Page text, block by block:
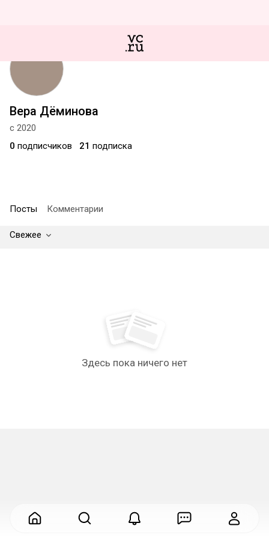
Вера Дёминова
с 2020
0 подписчиков 21 подписка
Посты Комментарии
Свежее
Здесь пока ничего нет